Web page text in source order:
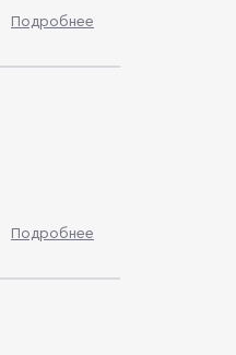
Подробнее
Подробнее